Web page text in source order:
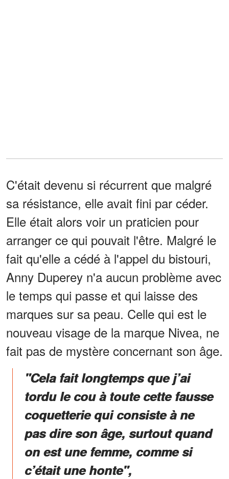
C'était devenu si récurrent que malgré
sa résistance, elle avait fini par céder.
Elle était alors voir un praticien pour
arranger ce qui pouvait l'être. Malgré le
fait qu'elle a cédé à l'appel du bistouri,
Anny Duperey n'a aucun problème avec
le temps qui passe et qui laisse des
marques sur sa peau. Celle qui est le
nouveau visage de la marque Nivea, ne
fait pas de mystère concernant son âge.
"Cela fait longtemps que j’ai
tordu le cou à toute cette fausse
coquetterie qui consiste à ne
pas dire son âge, surtout quand
on est une femme, comme si
c’était une honte",